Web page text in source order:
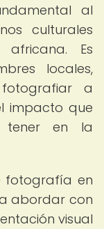
al
culturales
Es
locales,
a
impacto que
tener en la
fotografía en
abordar con
visual